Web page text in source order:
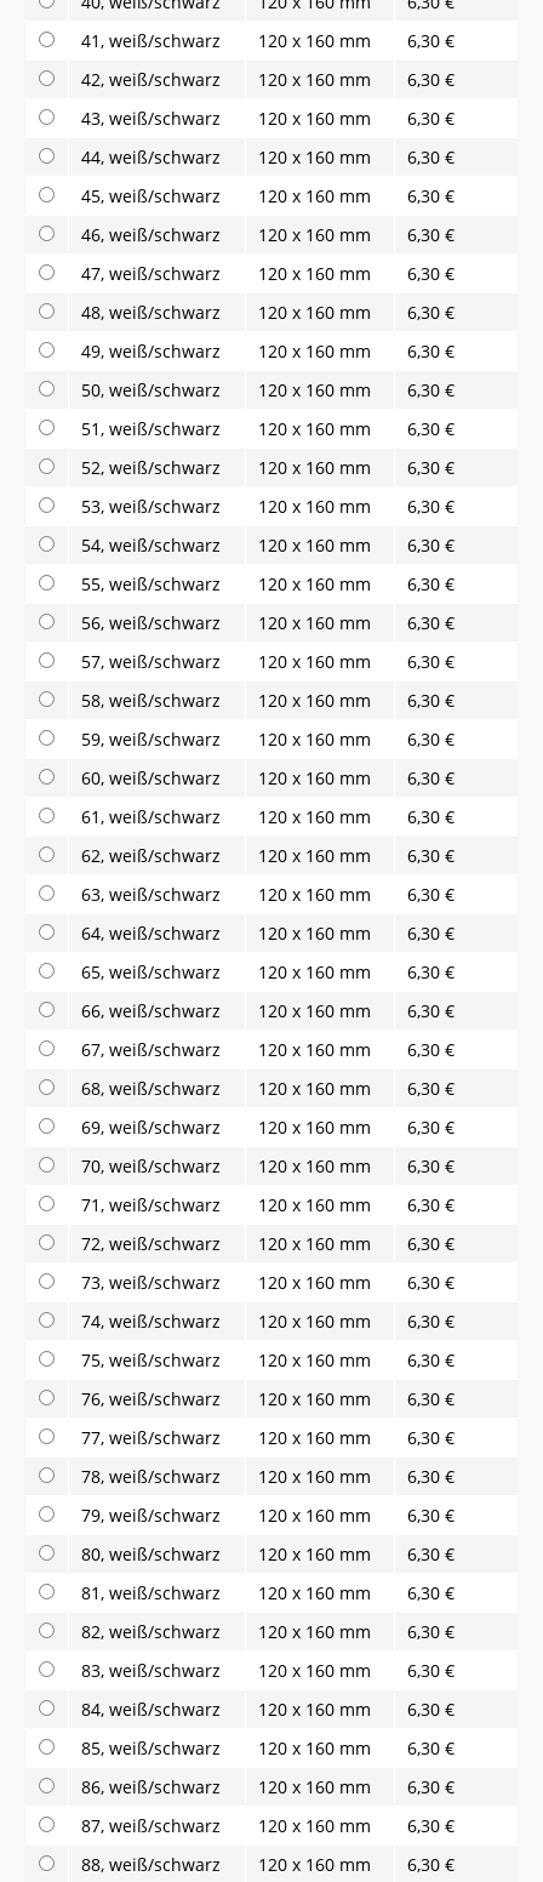
41, weiß/schwarz
120 x 160 mm
6,30 €
42, weiß/schwarz
120 x 160 mm
6,30 €
43, weiß/schwarz
120 x 160 mm
6,30 €
44, weiß/schwarz
120 x 160 mm
6,30 €
45, weiß/schwarz
120 x 160 mm
6,30 €
46, weiß/schwarz
120 x 160 mm
6,30 €
47, weiß/schwarz
120 x 160 mm
6,30 €
48, weiß/schwarz
120 x 160 mm
6,30 €
49, weiß/schwarz
120 x 160 mm
6,30 €
50, weiß/schwarz
120 x 160 mm
6,30 €
51, weiß/schwarz
120 x 160 mm
6,30 €
52, weiß/schwarz
120 x 160 mm
6,30 €
53, weiß/schwarz
120 x 160 mm
6,30 €
54, weiß/schwarz
120 x 160 mm
6,30 €
55, weiß/schwarz
120 x 160 mm
6,30 €
56, weiß/schwarz
120 x 160 mm
6,30 €
57, weiß/schwarz
120 x 160 mm
6,30 €
58, weiß/schwarz
120 x 160 mm
6,30 €
59, weiß/schwarz
120 x 160 mm
6,30 €
60, weiß/schwarz
120 x 160 mm
6,30 €
61, weiß/schwarz
120 x 160 mm
6,30 €
62, weiß/schwarz
120 x 160 mm
6,30 €
63, weiß/schwarz
120 x 160 mm
6,30 €
64, weiß/schwarz
120 x 160 mm
6,30 €
65, weiß/schwarz
120 x 160 mm
6,30 €
66, weiß/schwarz
120 x 160 mm
6,30 €
67, weiß/schwarz
120 x 160 mm
6,30 €
68, weiß/schwarz
120 x 160 mm
6,30 €
69, weiß/schwarz
120 x 160 mm
6,30 €
70, weiß/schwarz
120 x 160 mm
6,30 €
71, weiß/schwarz
120 x 160 mm
6,30 €
72, weiß/schwarz
120 x 160 mm
6,30 €
73, weiß/schwarz
120 x 160 mm
6,30 €
74, weiß/schwarz
120 x 160 mm
6,30 €
75, weiß/schwarz
120 x 160 mm
6,30 €
76, weiß/schwarz
120 x 160 mm
6,30 €
77, weiß/schwarz
120 x 160 mm
6,30 €
78, weiß/schwarz
120 x 160 mm
6,30 €
79, weiß/schwarz
120 x 160 mm
6,30 €
80, weiß/schwarz
120 x 160 mm
6,30 €
81, weiß/schwarz
120 x 160 mm
6,30 €
82, weiß/schwarz
120 x 160 mm
6,30 €
83, weiß/schwarz
120 x 160 mm
6,30 €
84, weiß/schwarz
120 x 160 mm
6,30 €
85, weiß/schwarz
120 x 160 mm
6,30 €
86, weiß/schwarz
120 x 160 mm
6,30 €
87, weiß/schwarz
120 x 160 mm
6,30 €
88, weiß/schwarz
120 x 160 mm
6,30 €